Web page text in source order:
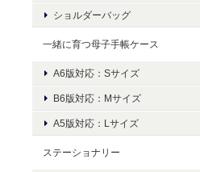
ショルダーバッグ
一緒に育つ母子手帳ケース
A6版対応：Sサイズ
B6版対応：Mサイズ
A5版対応：Lサイズ
ステーショナリー